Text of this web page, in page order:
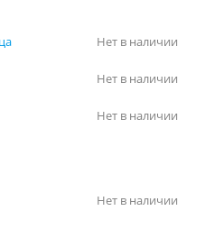
Нет в наличии
Нет в наличии
Нет в наличии
Нет в наличии